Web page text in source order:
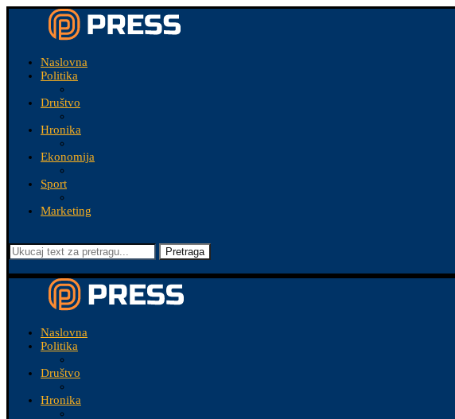
Naslovna
Politika
Društvo
Hronika
Ekonomija
Sport
Marketing
Pretraga
Naslovna
Politika
Društvo
Hronika